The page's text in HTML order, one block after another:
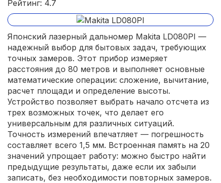
Рейтинг: 4.7
Японский лазерный дальномер Makita LD080PI —
надежный выбор для бытовых задач, требующих
точных замеров. Этот прибор измеряет
расстояния до 80 метров и выполняет основные
математические операции: сложение, вычитание,
расчет площади и определение высоты.
Устройство позволяет выбрать начало отсчета из
трех возможных точек, что делает его
универсальным для различных ситуаций.
Точность измерений впечатляет — погрешность
составляет всего 1,5 мм. Встроенная память на 20
значений упрощает работу: можно быстро найти
предыдущие результаты, даже если их забыли
записать, без необходимости повторных замеров.